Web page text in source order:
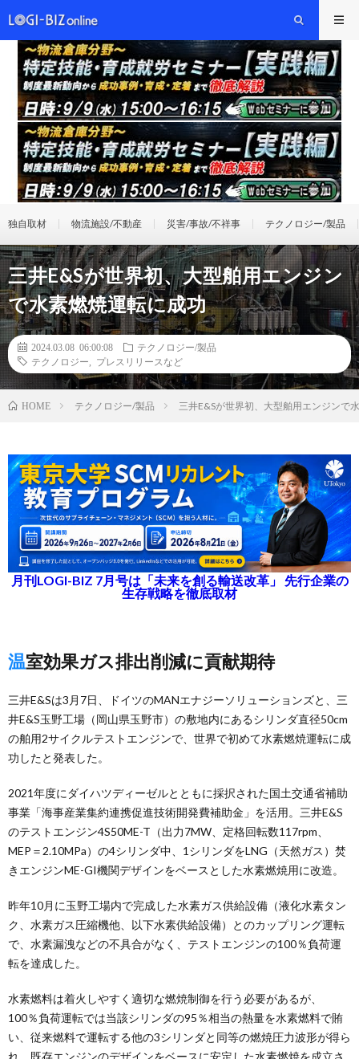
独自取材 物流施設/不動産 災害/事故/不祥事 テクノロジー/製品
三井E&Sが世界初、大型舶用エンジン
で水素燃焼運転に成功
2024.03.08 06:00:08
テクノロジー/製品
テクノロジー
プレスリリースなど
HOME テクノロジー/製品 三井E&Sが世界初、大型舶用エンジンで
月刊LOGI-BIZ 7月号は「未来を創る輸送改革」 先行企業の
生存戦略を徹底取材
温室効果ガス排出削減に貢献期待
三井E&Sは3月7日、ドイツのMANエナジーソリューションズと、三
井E&S玉野工場（岡山県玉野市）の敷地内にあるシリンダ直径50cm
の舶用2サイクルテストエンジンで、世界で初めて水素燃焼運転に成
功したと発表した。
2021年度にダイハツディーゼルとともに採択された国土交通省補助
事業「海事産業集約連携促進技術開発費補助金」を活用。三井E&S
のテストエンジン4S50ME-T（出力7MW、定格回転数117rpm、
MEP＝2.10MPa）の4シリンダ中、1シリンダをLNG（天然ガス）焚
きエンジンME-GI機関デザインをベースとした水素燃焼用に改造。
昨年10月に玉野工場内で完成した水素ガス供給設備（液化水素タン
ク、水素ガス圧縮機他、以下水素供給設備）とのカップリング運転
で、水素漏洩などの不具合がなく、テストエンジンの100％負荷運
転を達成した。
水素燃料は着火しやすく適切な燃焼制御を行う必要があるが、
100％負荷運転では当該シリンダの95％相当の熱量を水素燃料で賄
い、従来燃料で運転する他の3シリンダと同等の燃焼圧力波形が得ら
れ、既存エンジンのデザインをベースに安定した水素燃焼を成立さ